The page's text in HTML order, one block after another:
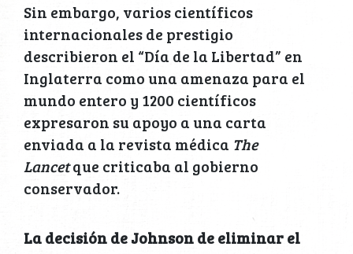
Sin embargo, varios científicos
internacionales de prestigio
describieron el “Día de la Libertad” en
Inglaterra como una amenaza para el
mundo entero y 1200 científicos
expresaron su apoyo a una carta
enviada a la revista médica The
Lancetque criticaba al gobierno
conservador.
La decisión de Johnson de eliminar el